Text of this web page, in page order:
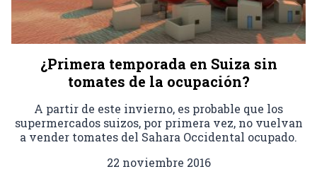
¿Primera temporada en Suiza sin
tomates de la ocupación?
A partir de este invierno, es probable que los
supermercados suizos, por primera vez, no vuelvan
a vender tomates del Sahara Occidental ocupado.
22 noviembre 2016